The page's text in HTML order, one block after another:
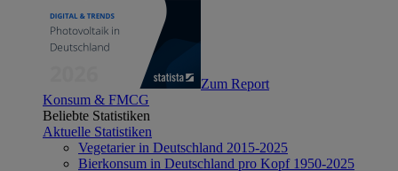
Zum Report
Konsum & FMCG
Beliebte Statistiken
Aktuelle Statistiken
Vegetarier in Deutschland 2015-2025
Bierkonsum in Deutschland pro Kopf 1950-2025